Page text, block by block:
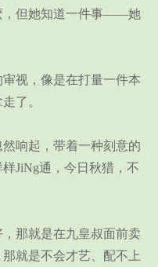
但她知道一件事——她
视，像是在打量一件本
了。
响起，带着一种刻意的
JiNg通，今日秋猎，不
那就是在九皇叔面前卖
就是不会才艺、配不上